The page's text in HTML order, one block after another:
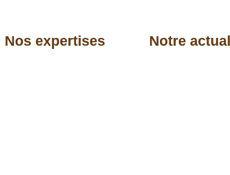
Nos expertises Notre